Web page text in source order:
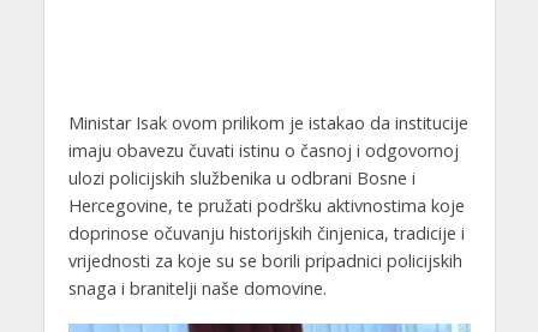
Ministar Isak ovom prilikom je istakao da institucije
imaju obavezu čuvati istinu o časnoj i odgovornoj
ulozi policijskih službenika u odbrani Bosne i
Hercegovine, te pružati podršku aktivnostima koje
doprinose očuvanju historijskih činjenica, tradicije i
vrijednosti za koje su se borili pripadnici policijskih
snaga i branitelji naše domovine.